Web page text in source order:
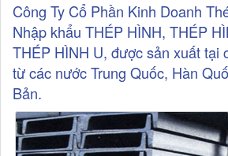
Công Ty Cổ Phần Kinh Doanh
Nhập khẩu THÉP HÌNH, THÉP
THÉP HÌNH U, được sản xuất tại
từ các nước Trung Quốc, Hàn
Bản.